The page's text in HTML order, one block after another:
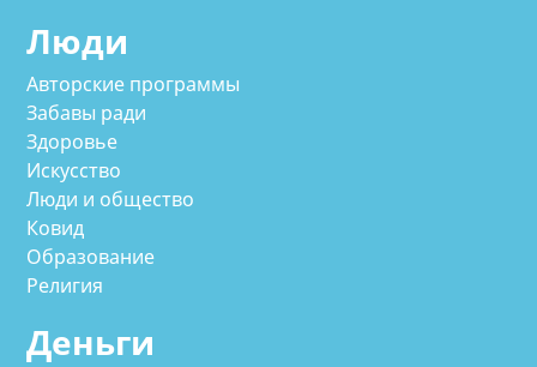
Люди
Авторские программы
Забавы ради
Здоровье
Искусство
Люди и общество
Ковид
Образование
Религия
Деньги